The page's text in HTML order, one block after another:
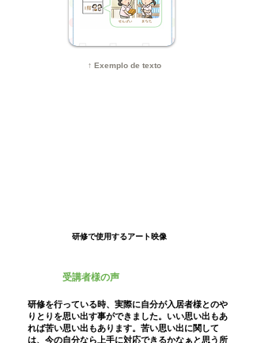
↑ Exemplo de texto
研修で使用するアート映像
受講者様の声
研修を行っている時、実際に自分が入居者様とのや
りとりを思い出す事ができました。いい思い出もあ
れば苦い思い出もあります。苦い思い出に関して
は、今の自分なら上手に対応できるかなぁと思う所